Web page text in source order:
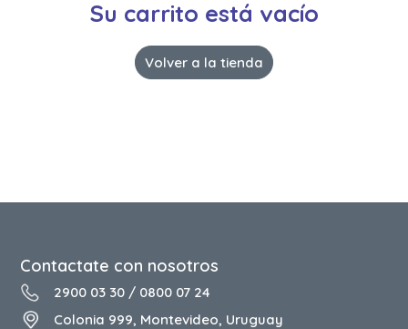
Su carrito está vacío
Volver a la tienda
Contactate con nosotros
2900 03 30 / 0800 07 24
Colonia 999, Montevideo, Uruguay